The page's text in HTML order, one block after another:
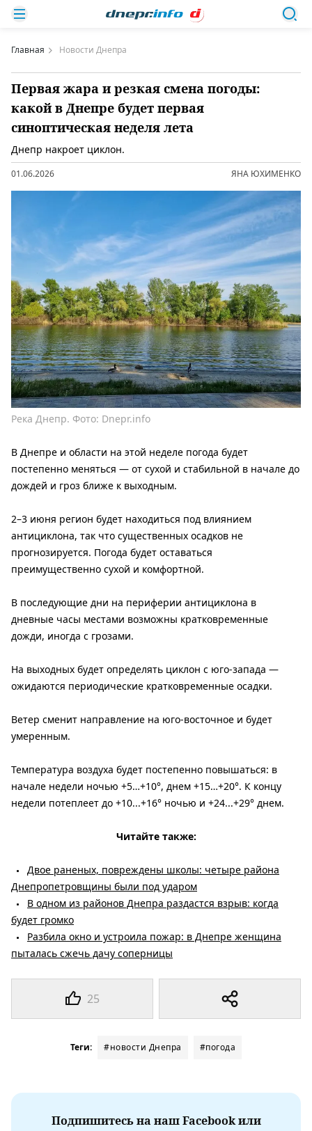
Главная Новости Днепра
Первая жара и резкая смена погоды:
какой в Днепре будет первая
синоптическая неделя лета
Днепр накроет циклон.
01.06.2026 ЯНА ЮХИМЕНКО
25
Река Днепр. Фото: Dnepr.info
В Днепре и области на этой неделе погода будет
постепенно меняться — от сухой и стабильной в начале до
дождей и гроз ближе к выходным.
2–3 июня регион будет находиться под влиянием
антициклона, так что существенных осадков не
прогнозируется. Погода будет оставаться
преимущественно сухой и комфортной.
В последующие дни на периферии антициклона в
дневные часы местами возможны кратковременные
дожди, иногда с грозами.
На выходных будет определять циклон с юго-запада —
ожидаются периодические кратковременные осадки.
Ветер сменит направление на юго-восточное и будет
умеренным.
Температура воздуха будет постепенно повышаться: в
начале недели ночью +5…+10°, днем ​​+15…+20°. К концу
недели потеплеет до +10...+16° ночью и +24...+29° днем.
Читайте также:
Двое раненых, повреждены школы: четыре района
Днепропетровщины были под ударом
В одном из районов Днепра раздастся взрыв: когда
будет громко
Разбила окно и устроила пожар: в Днепре женщина
пыталась сжечь дачу соперницы
Теги: #новости Днепра #погода
Подпишитесь на наш Facebook или